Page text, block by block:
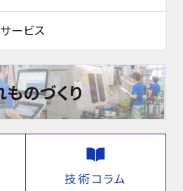
ービス
ものづくり
技術コラム